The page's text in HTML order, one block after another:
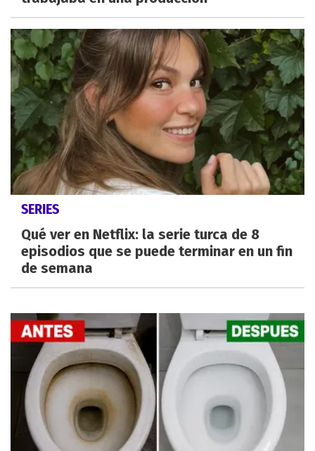
SERIES
Qué ver en Netflix: la serie turca de 8
episodios que se puede terminar en un fin
de semana